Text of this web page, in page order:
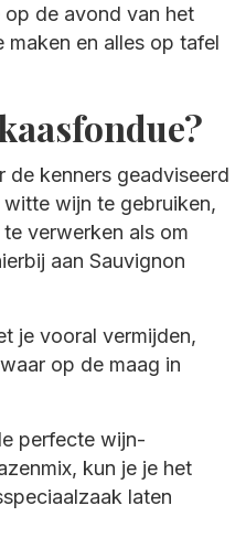
de avond van het
maken en alles op tafel
kenners geadviseerd
wijn te gebruiken,
verwerken als om
aan Sauvignon
je vooral vermijden,
op de maag in
perfecte wijn-
kun je je het
laten